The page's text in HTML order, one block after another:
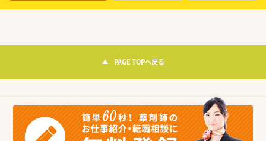
PAGE TOPへ戻る